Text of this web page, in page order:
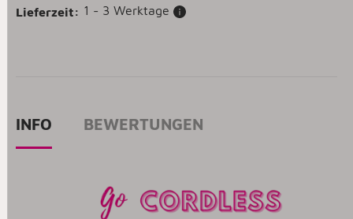
Lieferzeit: 1 - 3 Werktage
INFO BEWERTUNGEN